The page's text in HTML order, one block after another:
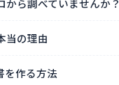
ら調べていませんか？
当の理由
を作る方法